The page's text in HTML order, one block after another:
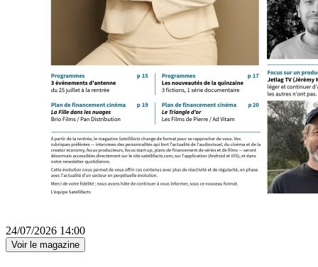
24/07/2026 14:00
Voir le magazine